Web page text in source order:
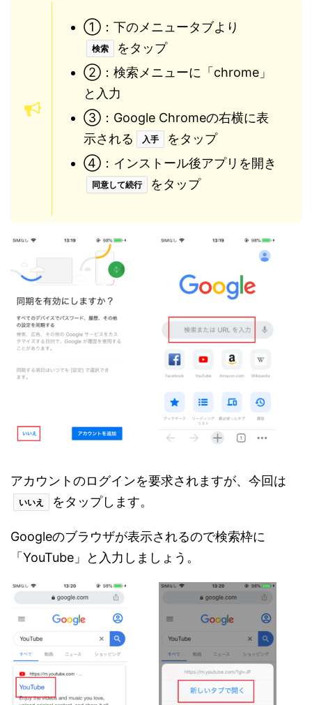
①：下のメニュータブより
検索
をタップ
②：検索メニューに「chrome」
と入力
③：Google Chromeの右横に表
示される
入手
をタップ
④：インストール後アプリを開き
同意して続行 をタップ
アカウントのログインを要求されますが、今回は
いいえ をタップします。
Googleのブラウザが表示されるので検索枠に
「YouTube」と入力しましょう。